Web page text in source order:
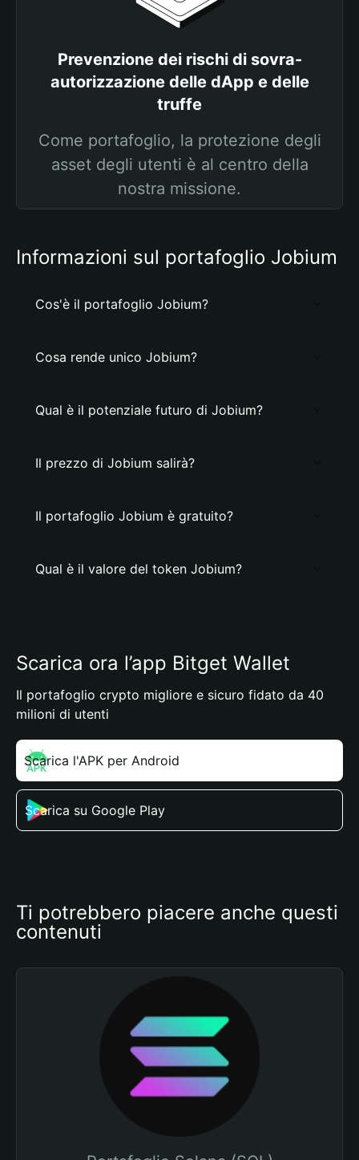
Prevenzione dei rischi di sovra-
autorizzazione delle dApp e delle
truffe
Come portafoglio, la protezione degli
asset degli utenti è al centro della
nostra missione.
Informazioni sul portafoglio Jobium
Cos'è il portafoglio Jobium?
Cosa rende unico Jobium?
Qual è il potenziale futuro di Jobium?
Il prezzo di Jobium salirà?
Il portafoglio Jobium è gratuito?
Qual è il valore del token Jobium?
Scarica ora l’app Bitget Wallet
Il portafoglio crypto migliore e sicuro fidato da 40
milioni di utenti
Scarica l'APK per Android
Scarica su Google Play
Ti potrebbero piacere anche questi
contenuti